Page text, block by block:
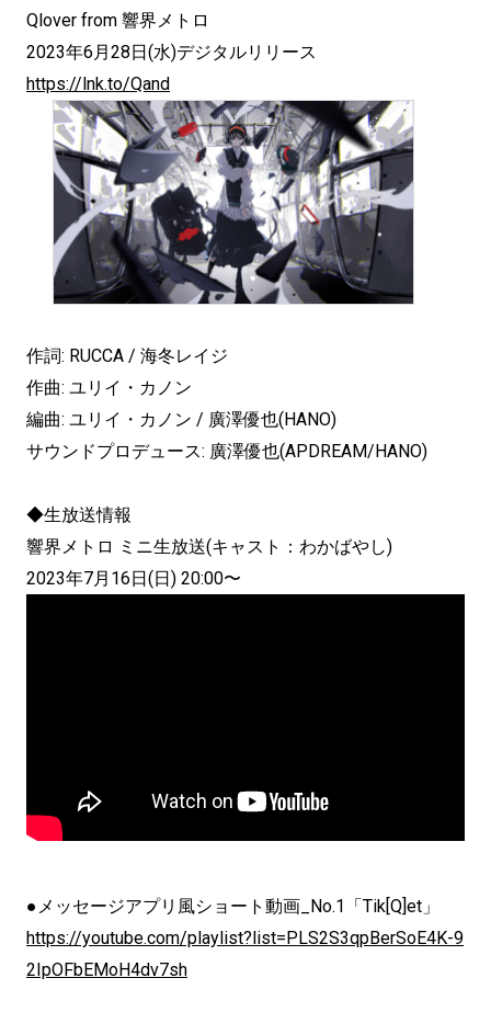
Qlover from 響界メトロ
2023年6月28日(水)デジタルリリース
https://lnk.to/Qand
作詞: RUCCA / 海冬レイジ
作曲: ユリイ・カノン
編曲: ユリイ・カノン / 廣澤優也(HANO)
サウンドプロデュース: 廣澤優也(APDREAM/HANO)
◆生放送情報
響界メトロ ミニ生放送(キャスト：わかばやし)
2023年7月16日(日) 20:00〜
●メッセージアプリ風ショート動画_No.1「Tik[Q]et」
https://youtube.com/playlist?list=PLS2S3qpBerSoE4K-9
2IpOFbEMoH4dv7sh